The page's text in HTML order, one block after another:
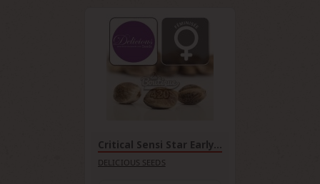
Critical Sensi Star Early...
DELICIOUS SEEDS